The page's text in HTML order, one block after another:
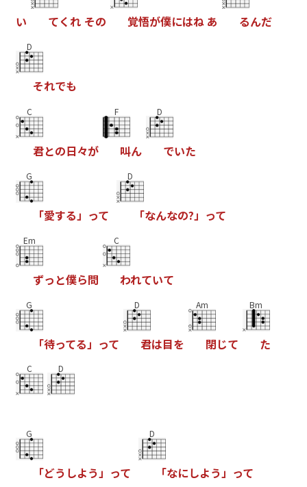
い てく れ その 覚悟が僕にはね あ るんだ
D
それでも
C
君との日々が
F
叫ん
D
でいた
G
「愛する」 って
D
「なんなの?」 って
Em
ずっ と僕ら問
C
われていて
G
「待ってる」 って
D
君は目を
Am
閉じて
Bm
た
C D
G
「どう しよう 」 って
D
「なにしよう 」 って